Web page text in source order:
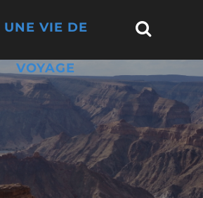
UNE VIE DE
VOYAGE